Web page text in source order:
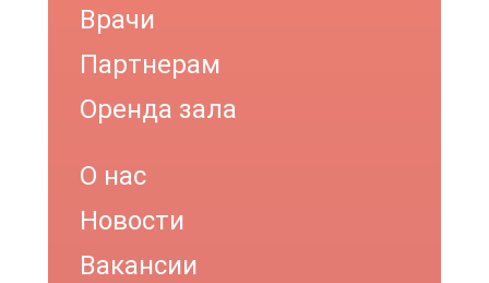
Врачи
Партнерам
Оренда зала
О нас
Новости
Вакансии